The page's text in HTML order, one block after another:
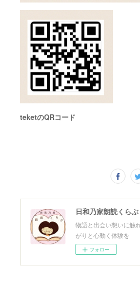
teketのQRコード
日和乃家朗読くらぶ
物語と出会い想いに触
がりと心動く体験を
フォロー